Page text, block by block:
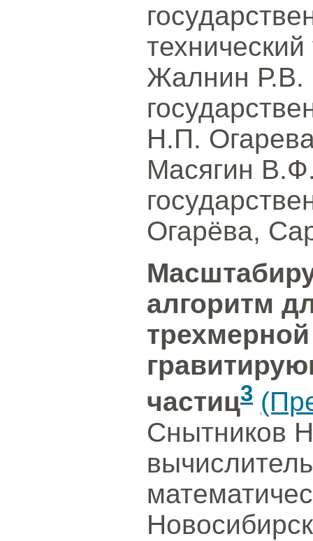
Жалнин
Н.П.
Масягин
Огарёва,
алгоритм
частиц3
Снытников